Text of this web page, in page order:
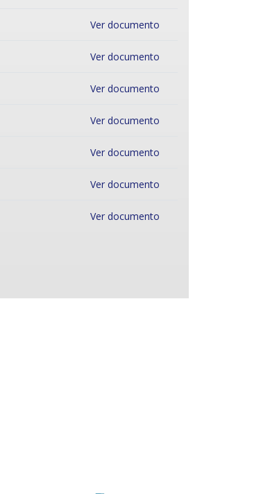
Ver documento
Ver documento
Ver documento
Ver documento
Ver documento
Ver documento
Ver documento